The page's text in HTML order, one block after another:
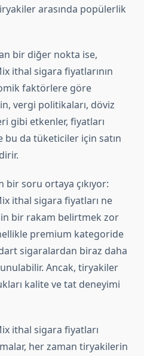
arasında popülerlik
bir diğer nokta ise,
ithal sigara fiyatlarının
faktörlere göre
vergi politikaları, döviz
gibi etkenler, fiyatları
da tüketiciler için satın
soru ortaya çıkıyor:
ithal sigara fiyatları ne
bir rakam belirtmek zor
premium kategoride
sigaralardan biraz daha
Ancak, tiryakiler
kalite ve tat deneyimi
ithal sigara fiyatları
her zaman tiryakilerin